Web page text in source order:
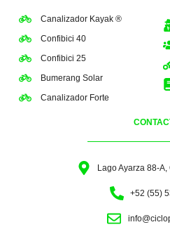
Canalizador Kayak ®
Confibici 40
Confibici 25
Bumerang Solar
Canalizador Forte
Lago Ayarza 88-
+52 (55)